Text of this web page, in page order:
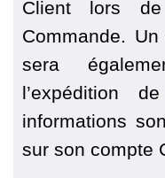
Client lors
Commande.
sera
l’expédition
informations
sur son compte